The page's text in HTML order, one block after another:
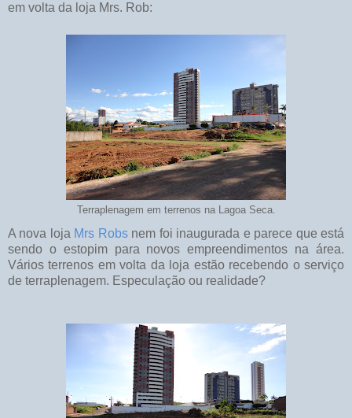
em volta da loja Mrs. Rob:
Terraplenagem em terrenos na Lagoa Seca.
A nova loja Mrs Robsnem foi inaugurada e parece que está
sendo o estopim para novos empreendimentos na área.
Vários terrenos em volta da loja estão recebendo o serviço
de terraplenagem. Especulação ou realidade?